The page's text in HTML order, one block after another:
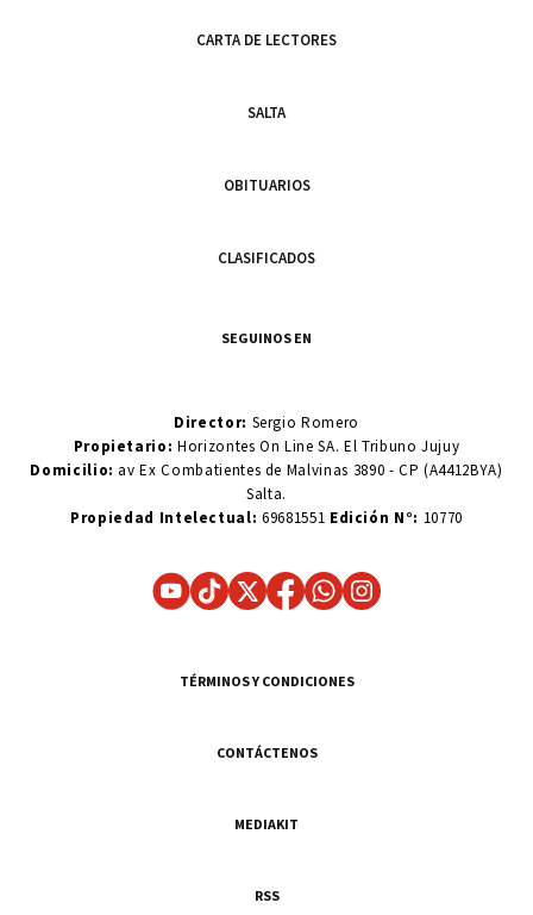
CARTA DE LECTORES
SALTA
OBITUARIOS
CLASIFICADOS
SEGUINOS EN
Director: Sergio Romero
Propietario:Horizontes On Line SA. El Tribuno Jujuy
Domicilio: av Ex Combatientes de Malvinas 3890 - CP (A4412BYA)
Salta.
Propiedad Intelectual: 69681551 Edición N°: 10770
TÉRMINOS Y CONDICIONES
CONTÁCTENOS
MEDIAKIT
RSS